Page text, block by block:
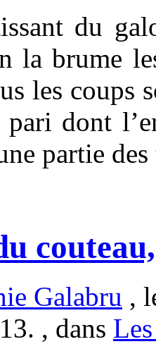
du
la brume
les coups
dont
partie
Galabru ,
, dans